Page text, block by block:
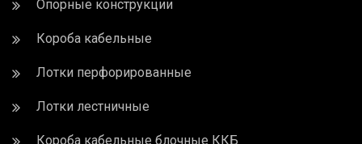
Опорные конструкции
Короба кабельные
Лотки перфорированные
Лотки лестничные
Короба кабельные блочные ККБ